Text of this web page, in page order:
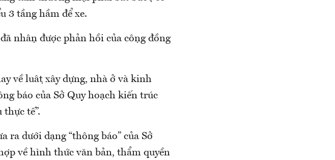
3 tầng hầm để xe.
nhận được phản hồi của cộng đồng
về luật xây dựng, nhà ở và kinh
báo của Sở Quy hoạch kiến trúc
tế”.
ra dưới dạng “thông báo” của Sở
về hình thức văn bản, thẩm quyền